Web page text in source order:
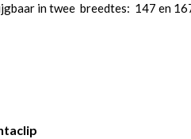
in twee breedtes: 147 en